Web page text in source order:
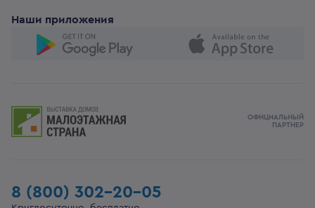
Наши приложения
8 (800) 302-20-05
ОФИЦИАЛЬНЫЙ
ПАРТНЕР